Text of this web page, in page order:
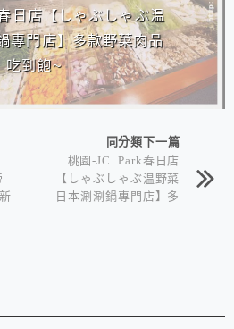
日店【しゃぶしゃぶ温
專門店】多款野菜肉品
吃到飽~
同分類下一篇
桃園-JC Park春日店
【しゃぶしゃぶ温野菜
日本涮涮鍋專門店】多